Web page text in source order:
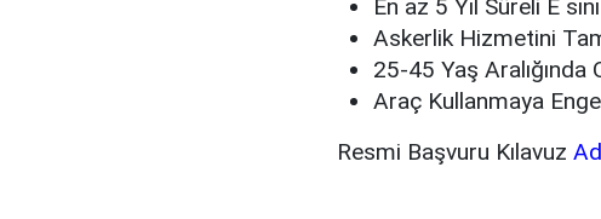
En az 5 Yıl Süreli E
Askerlik Hizmetini
25-45 Yaş Aralığında
Araç Kullanmaya
Resmi Başvuru Kılavuz